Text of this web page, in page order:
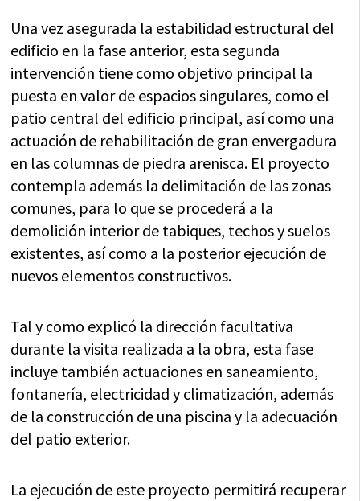
Una vez asegurada la estabilidad estructural del
edificio en la fase anterior, esta segunda
intervención tiene como objetivo principal la
puesta en valor de espacios singulares, como el
patio central del edificio principal, así como una
actuación de rehabilitación de gran envergadura
en las columnas de piedra arenisca. El proyecto
contempla además la delimitación de las zonas
comunes, para lo que se procederá a la
demolición interior de tabiques, techos y suelos
existentes, así como a la posterior ejecución de
nuevos elementos constructivos.
Tal y como explicó la dirección facultativa
durante la visita realizada a la obra, esta fase
incluye también actuaciones en saneamiento,
fontanería, electricidad y climatización, además
de la construcción de una piscina y la adecuación
del patio exterior.
La ejecución de este proyecto permitirá recuperar